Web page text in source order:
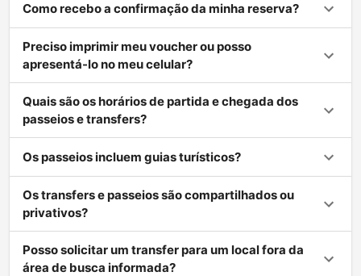
Como recebo a confirmação da minha reserva?
Preciso imprimir meu voucher ou posso
apresentá-lo no meu celular?
Quais são os horários de partida e chegada dos
passeios e transfers?
Os passeios incluem guias turísticos?
Os transfers e passeios são compartilhados ou
privativos?
Posso solicitar um transfer para um local fora da
área de busca informada?